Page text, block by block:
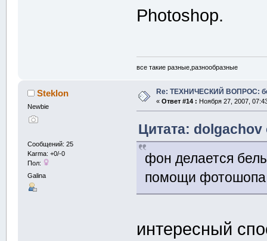
Photoshop.
все такие разные,разнообразные
Steklon
Newbie
Сообщений: 25
Karma: +0/-0
Пол:
Galina
Re: ТЕХНИЧЕСКИЙ ВОПРОС:
« Ответ #14 : Ноября 27, 2007,
Цитата: dolgachov
фон делается
помощи
интересный